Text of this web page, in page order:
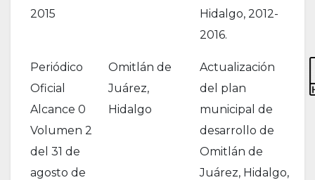
2015
Hidalgo, 2012-
2016.
Periódico
Oficial
Alcance 0
Volumen 2
del 31 de
agosto de
Omitlán de
Juárez,
Hidalgo
Actualización
del plan
municipal de
desarrollo de
Omitlán de
Juárez, Hidalgo,